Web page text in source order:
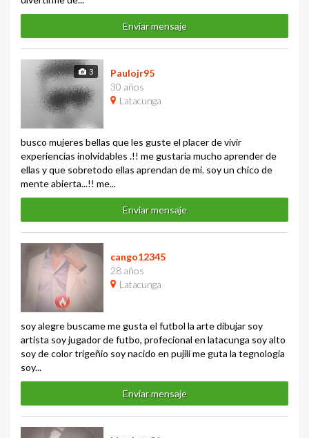
Enviar mensaje
3
Paulojr95
30 años
Latacunga
busco mujeres bellas que les guste el placer de vivir
experiencias inolvidables .!! me gustaria mucho aprender de
ellas y que sobretodo ellas aprendan de mi. soy un chico de
mente abierta...!! me...
Enviar mensaje
cango12345
28 años
Latacunga
soy alegre buscame me gusta el futbol la arte dibujar soy
artista soy jugador de futbo, profecional en latacunga soy alto
soy de color trigeñio soy nacido en pujili me guta la tegnologia
soy...
Enviar mensaje